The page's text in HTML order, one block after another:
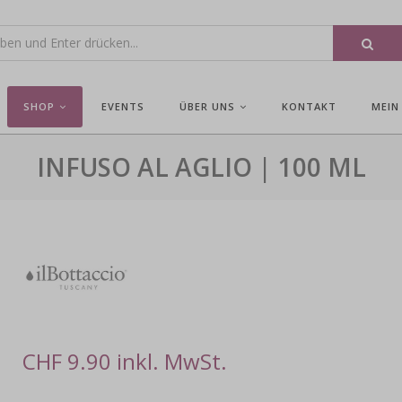
SHOP EVENTS ÜBER UNS KONTAKT
INFUSO AL AGLIO | 100 ML
CHF 9.90 inkl. MwSt.